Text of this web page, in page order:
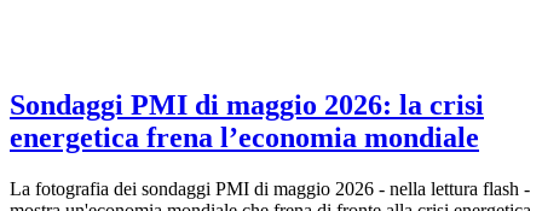
Sondaggi PMI di maggio 2026: la crisi
energetica frena l’economia mondiale
La fotografia dei sondaggi PMI di maggio 2026 - nella lettura flash -